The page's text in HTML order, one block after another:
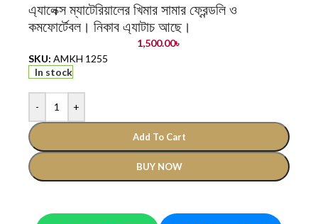
এ্যালেক্স ম্যাটেরিয়ালের খিমার সামার ফ্রেন্ডলি ও
কমফোর্টেবল। নিকাব এ্যাটাচ আছে।
1,500.00৳
SKU: AMKH 1255
In stock
- +
Add To Cart
BUY NOW